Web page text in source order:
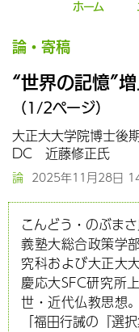
ホーム
論・寄稿
“世界の記憶”
（1/2ページ）
大正大大学院博士後
DC 近藤修正氏
論 2025年11月28日
こんどう・のぶま
義塾大総合政策学
究科および大正大
慶応大SFC研究所
世・近代仏教思想
「福田行誡の『選